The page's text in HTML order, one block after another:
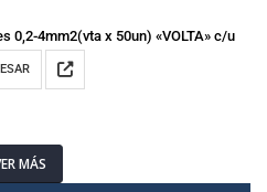
0,2-4mm2(vta x 50un) «VOLTA» c/u
MÁS